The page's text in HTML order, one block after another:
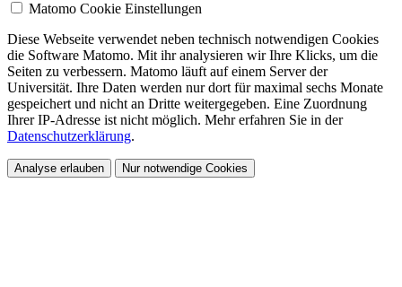
Matomo Cookie Einstellungen
Diese Webseite verwendet neben technisch notwendigen Cookies
die Software Matomo. Mit ihr analysieren wir Ihre Klicks, um die
Seiten zu verbessern. Matomo läuft auf einem Server der
Universität. Ihre Daten werden nur dort für maximal sechs Monate
gespeichert und nicht an Dritte weitergegeben. Eine Zuordnung
Ihrer IP-Adresse ist nicht möglich. Mehr erfahren Sie in der
Datenschutzerklärung.
Analyse erlauben Nur notwendige Cookies